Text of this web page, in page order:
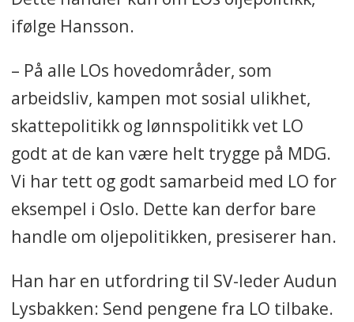
ifølge Hansson.
– På alle LOs hovedområder, som
arbeidsliv, kampen mot sosial ulikhet,
skattepolitikk og lønnspolitikk vet LO
godt at de kan være helt trygge på MDG.
Vi har tett og godt samarbeid med LO for
eksempel i Oslo. Dette kan derfor bare
handle om oljepolitikken, presiserer han.
Han har en utfordring til SV-leder Audun
Lysbakken: Send pengene fra LO tilbake.